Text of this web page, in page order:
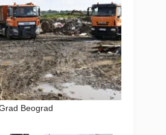
Beograd